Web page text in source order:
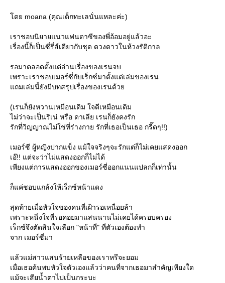
ดย moana (คุณเด็กทะเลนั่นแหละค่ะ)
เราชอบนิยายแนวแฟนตาซีของพี่อ้อมอยู่แล้วอะ
เรื่องนี้ก็เป็นซี่รี่ส์เดียวกับชุด ดวงดาวในห้วงรัติกาล
รอมาตลอดตั้งแต่อ่านเรื่องของเรนจบ
เพราะเราชอบเมอร์ซี่กับเร็กซ์มาตั้งแต่เล่มของเรน
ถมเล่มนี้ยังมีบทสรุปเรื่องของเรนด้ว
(เรนก็ยังหวานเหมือนเดิม ใจดีเหมือนเดิม
ไม่ว่าจะเป็นริเน่ หรือ ดาเลีย เรนก็ยังคงรัก
รักที่วิญญาณไม่ใช่ที่ร่างกาย รักที่เธอเป็นเธอ กรี๊ดๆ!!)
เมอร์ซี ผู้หญิงปากแข็ง แม้ใจจริงๆจะรักแต่ก็ไม่เคยแสดงออก
เอ๊!! แต่จะว่าไม่แสดงออกก็ไม่ได้
เพียงแต่การแสดงออกของเมอร์ซี่ออกแนนแปลกก็เท่านั้น
ก็แค่ชอบแกล้งให้เร็กซ์หน้าแดง
สุดท้ายเมื่อหัวใจของคนที่เฝ้ารอเหนื่อยล้า
เพราะหนึ่งใจที่รอคอยมาแสนนานไม่เคยได้ครอบครอง
เร็กซ์จึงตัดสินใจเลือก "หน้าที่" ที่ตัวเองต้องทำ
จาก เมอร์ซี่มา
ล้วแม่สาวแสนร้ายเหลือของเราหรึจะยอม
เมื่อเธอค้นพบหัวใจตัวเองแล้วว่าคนที่จากเธอมาสำคัญเพียงใด
ม้จะเสียน้ำตาไปเป็นกระบะ